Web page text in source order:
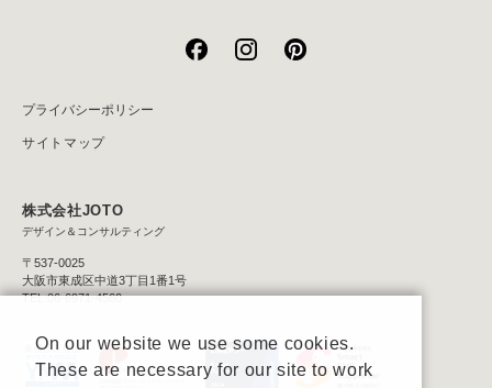
プライバシーポリシー
サイトマップ
株式会社JOTO
デザイン＆コンサルティング
〒537-0025
大阪市東成区中道3丁目1番1号
TEL:06-6971-4560
On our website we use some cookies.
These are necessary for our site to work